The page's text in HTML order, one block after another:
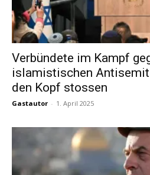
Verbündete im Kampf
islamistischen
den Kopf stossen
Gastautor - 1. April 2025